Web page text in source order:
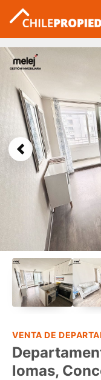
Previous
VENTA DE
lomas,